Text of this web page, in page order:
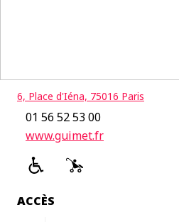
6, Place d'Iéna, 75016 Paris
01 56 52 53 00
www.guimet.fr
ACCÈS